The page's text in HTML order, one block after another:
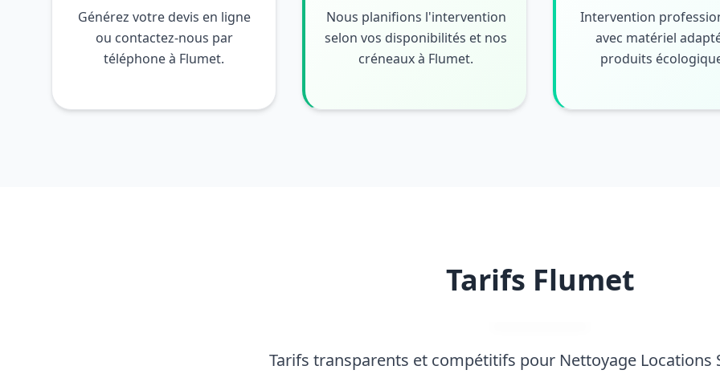
Générez votre devis en ligne
ou contactez-nous par
téléphone à Flumet.
Nous planifions l'intervention
selon vos disponibilités et nos
créneaux à Flumet.
Intervention
avec matériel
produits
Tarifs Flumet
Tarifs transparents et compétitifs pour Nettoyage Locations